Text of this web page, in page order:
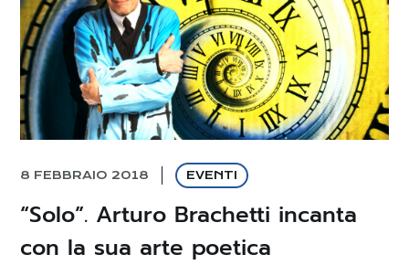
8 FEBBRAIO 2018 EVENTI
“Solo”. Arturo Brachetti incanta
con la sua arte poetica